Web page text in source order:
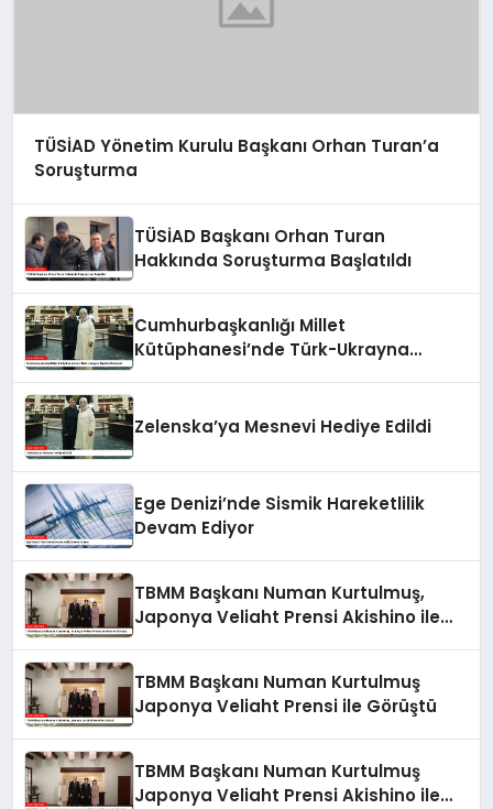
TÜSİAD Yönetim Kurulu Başkanı Orhan Turan’a
Soruşturma
TÜSİAD Başkanı Orhan Turan
Hakkında Soruşturma Başlatıldı
Cumhurbaşkanlığı Millet
Kütüphanesi’nde Türk-Ukrayna
Zelenska’ya Mesnevi Hediye Edildi
Ege Denizi’nde Sismik Hareketlilik
Devam Ediyor
TBMM Başkanı Numan Kurtulmuş,
Japonya Veliaht Prensi Akishino ile
TBMM Başkanı Numan Kurtulmuş
Japonya Veliaht Prensi ile Görüştü
TBMM Başkanı Numan Kurtulmuş
Japonya Veliaht Prensi Akishino ile